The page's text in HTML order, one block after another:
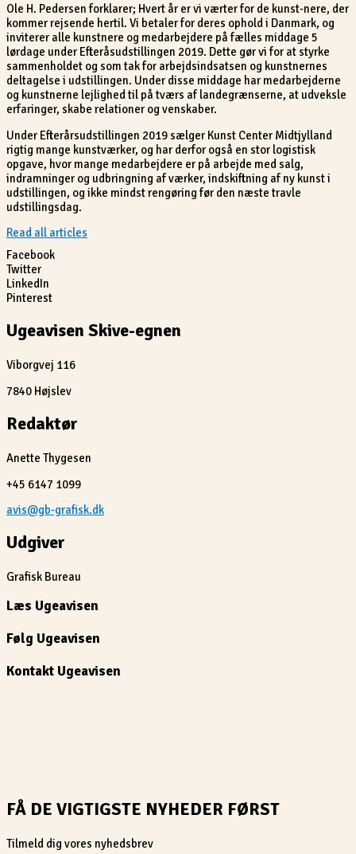
Ole H. Pedersen forklarer; Hvert år er vi værter for de kunst-nere, der
kommer rejsende hertil. Vi betaler for deres ophold i Danmark, og
inviterer alle kunstnere og medarbejdere på fælles middage 5
lørdage under Efteråsudstillingen 2019. Dette gør vi for at styrke
sammenholdet og som tak for arbejdsindsatsen og kunstnernes
deltagelse i udstillingen. Under disse middage har medarbejderne
og kunstnerne lejlighed til på tværs af landegrænserne, at udveksle
erfaringer, skabe relationer og venskaber.
Under Efterårsudstillingen 2019 sælger Kunst Center Midtjylland
rigtig mange kunstværker, og har derfor også en stor logistisk
opgave, hvor mange medarbejdere er på arbejde med salg,
indramninger og udbringning af værker, indskiftning af ny kunst i
udstillingen, og ikke mindst rengøring før den næste travle
udstillingsdag.
Read all articles
Facebook
Twitter
LinkedIn
Pinterest
Ugeavisen Skive-egnen
Viborgvej 116
7840 Højslev
Redaktør
Anette Thygesen
+45 6147 1099
avis@gb-grafisk.dk
Udgiver
Grafisk Bureau
Læs Ugeavisen
Følg Ugeavisen
Kontakt Ugeavisen
FÅ DE VIGTIGSTE NYHEDER FØRST
Tilmeld dig vores nyhedsbrev